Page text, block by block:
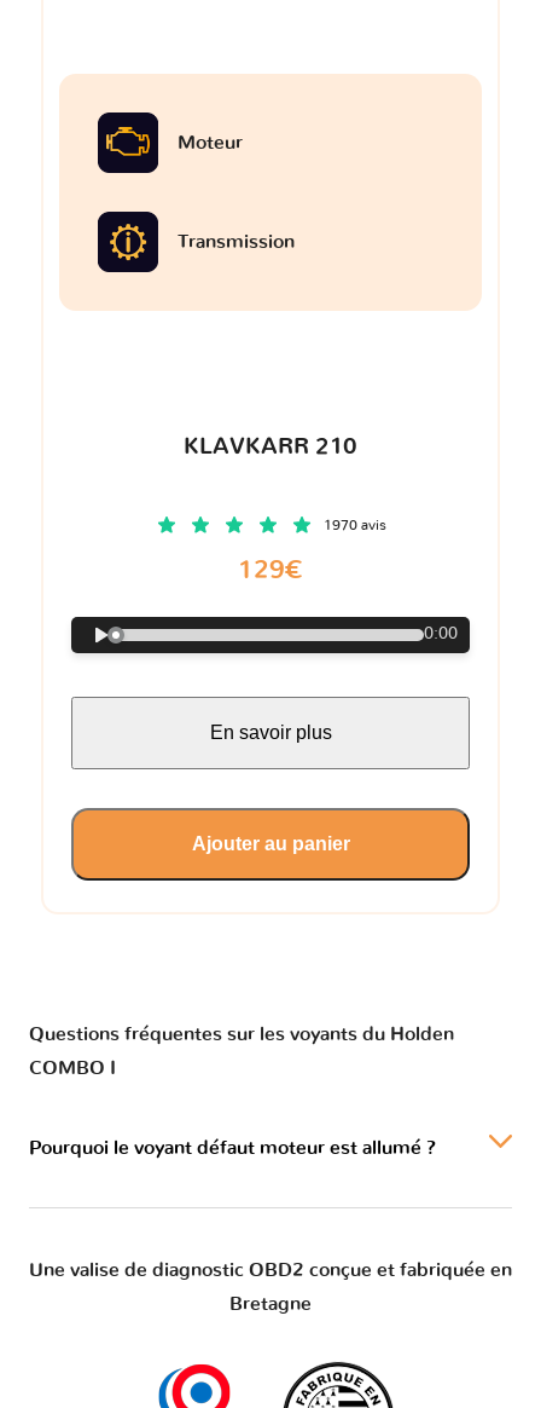
Moteur
Transmission
KLAVKARR 210
1970 avis
129€
0:00
En savoir plus
Ajouter au panier
Questions fréquentes sur les voyants du Holden
COMBO I
Pourquoi le voyant défaut moteur est allumé ?
Une valise de diagnostic OBD2 conçue et fabriquée en
Bretagne